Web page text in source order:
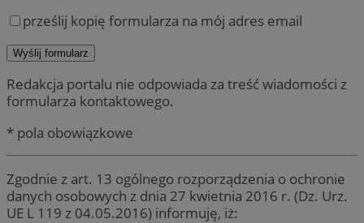
prześlij kopię formularza na mój adres email
Redakcja portalu nie odpowiada za treść wiadomości z
formularza kontaktowego.
* pola obowiązkowe
Zgodnie z art. 13 ogólnego rozporządzenia o ochronie
danych osobowych z dnia 27 kwietnia 2016 r. (Dz. Urz.
UE L 119 z 04.05.2016) informuję, iż: